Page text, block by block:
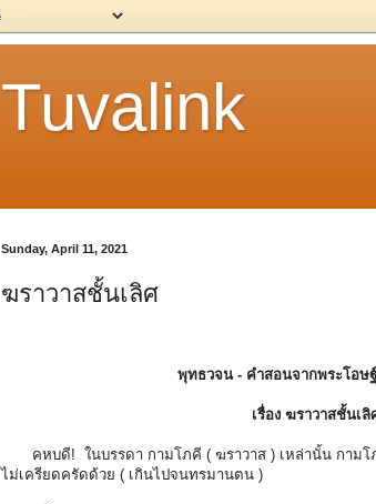
Tuvalink
Sunday, April 11, 2021
ฆราวาสชั้นเลิศ
พุทธวจน - คําสอนจากพระโอษ
เรื่อง ฆราวาสชั้นเลิ
คหบดี! ในบรรดา กามโภคี ( ฆราวาส ) เหล่านั้น กาม
ไม่เครียดครัดด้วย ( เกินไปจนทรมานตน )